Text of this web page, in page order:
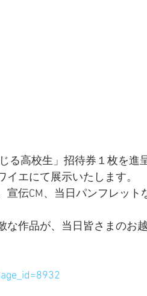
る高校生」招待券１枚を進
エにて展示いたします。
伝CM、当日パンフレット
な作品が、当日皆さまのお